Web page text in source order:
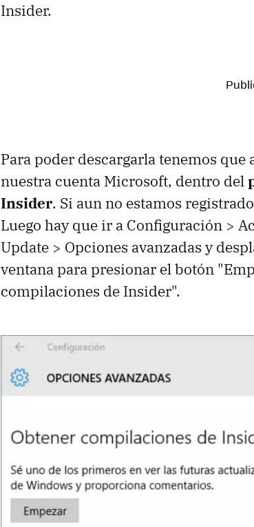
Insider.
Para poder descargarla tenemos
nuestra cuenta Microsoft, dentro del
Insider. Si aun no estamos
Luego hay que ir a Configuración >
Update > Opciones avanzadas y
ventana para presionar el botón
compilaciones de Insider".